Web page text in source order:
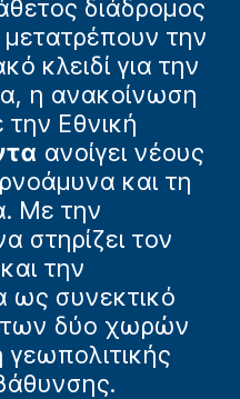
διάδρομος
την
κλειδί για την
η ανακοίνωση
την Εθνική
ανοίγει νέους
και τη
Με την
στηρίζει τον
την
ως συνεκτικό
των δύο χωρών
γεωπολιτικής